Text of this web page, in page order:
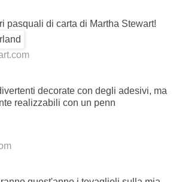
pasquali di carta di Martha Stewart!
decorate con degli adesivi, ma
realizzabili con un penn